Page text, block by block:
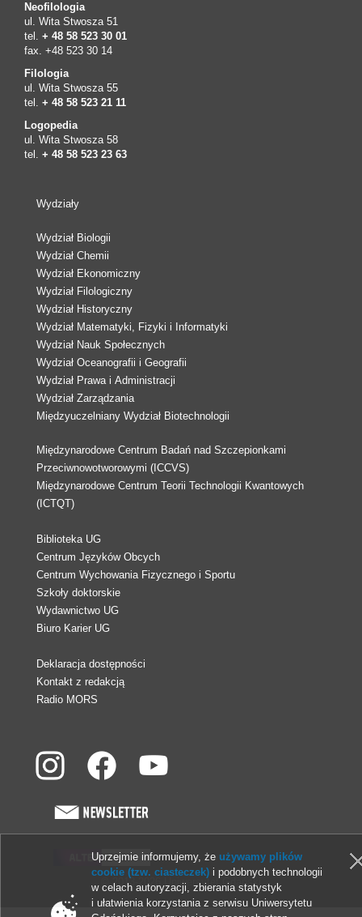
Neofilologia
ul. Wita Stwosza 51
tel. + 48 58 523 30 01
fax. +48 523 30 14
Filologia
ul. Wita Stwosza 55
tel. + 48 58 523 21 11
Logopedia
ul. Wita Stwosza 58
tel. + 48 58 523 23 63
Wydziały
Wydział Biologii
Wydział Chemii
Wydział Ekonomiczny
Wydział Filologiczny
Wydział Historyczny
Wydział Matematyki, Fizyki i Informatyki
Wydział Nauk Społecznych
Wydział Oceanografii i Geografii
Wydział Prawa i Administracji
Wydział Zarządzania
Międzyuczelniany Wydział Biotechnologii
Międzynarodowe Centrum Badań nad Szczepionkami
Przeciwnowotworowymi (ICCVS)
Międzynarodowe Centrum Teorii Technologii Kwantowych
(ICTQT)
Biblioteka UG
Centrum Języków Obcych
Centrum Wychowania Fizycznego i Sportu
Szkoły doktorskie
Wydawnictwo UG
Biuro Karier UG
Deklaracja dostępności
Kontakt z redakcją
Radio MORS
© 2013-2026 Uniwersytet Gdański
Uprzejmie informujemy, że używamy plików
cookie (tzw. ciasteczek) i podobnych technologii
w celach autoryzacji, zbierania statystyk
i ułatwienia korzystania z serwisu Uniwersytetu